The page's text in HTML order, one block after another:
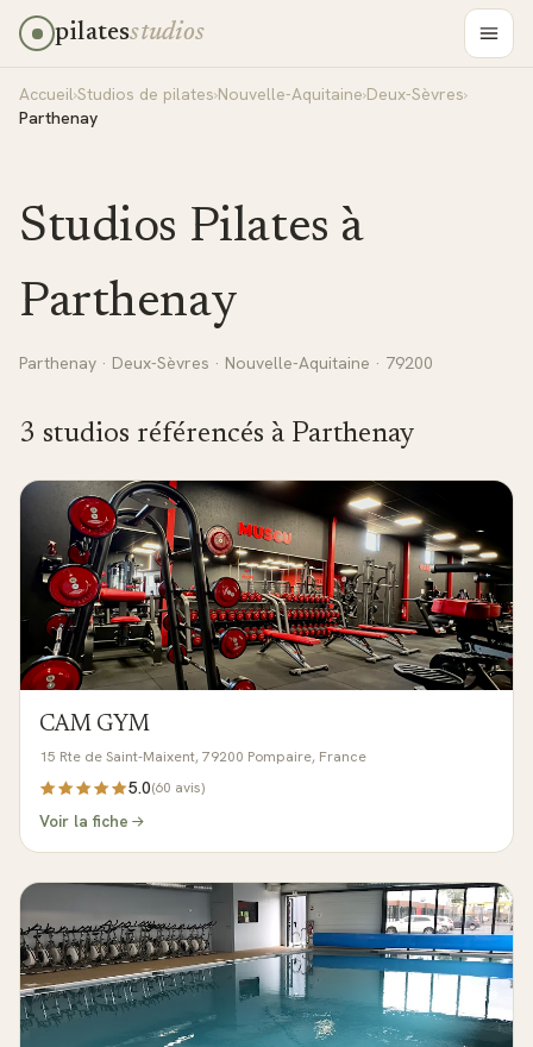
pilatesstudios
Accueil›Studios de pilates›Nouvelle-Aquitaine›Deux-Sèvres›
Parthenay
Studios Pilates à
Parthenay
Parthenay · Deux-Sèvres · Nouvelle-Aquitaine · 79200
3 studios référencés à Parthenay
CAM GYM
15 Rte de Saint-Maixent, 79200 Pompaire, France
5.0(60 avis)
Voir la fiche